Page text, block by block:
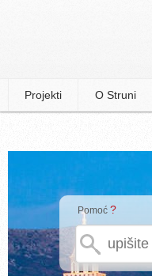
Projekti O Struni
Pomoć ?